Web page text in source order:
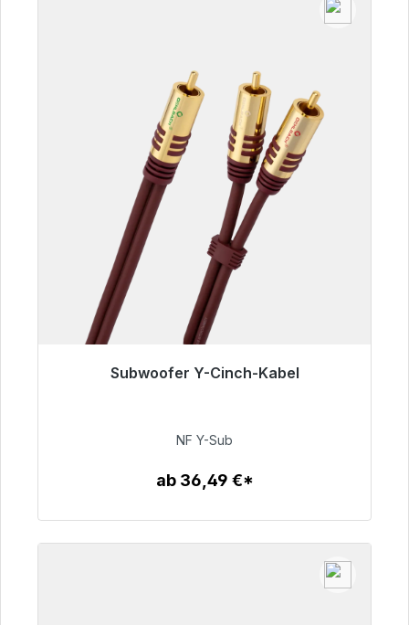
Subwoofer Y-Cinch-Kabel
50,99 €
NF Y-Sub
ab 36,49 €*